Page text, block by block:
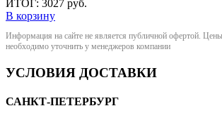
ИТОГ: 3027 руб.
В корзину
Информация на сайте не является публичной офертой.
необходимо уточнить у менеджеров компании
УСЛОВИЯ ДОСТАВКИ
САНКТ-ПЕТЕРБУРГ